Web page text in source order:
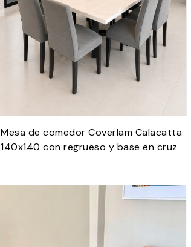
Mesa de comedor Coverlam Calacatta
140x140 con regrueso y base en cruz